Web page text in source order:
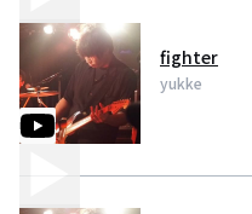
fighter
yukke